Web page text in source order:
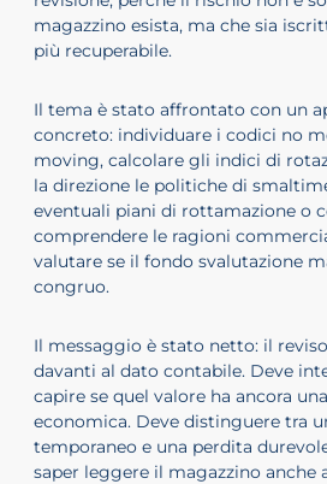
magazzino esista, ma che sia
più recuperabile.
Il tema è stato affrontato con un
concreto: individuare i codici no
moving, calcolare gli indici di
la direzione le politiche di
eventuali piani di rottamazione o
comprendere le ragioni
valutare se il fondo svalutazione
congruo.
Il messaggio è stato netto: il
davanti al dato contabile. Deve
capire se quel valore ha ancora
economica. Deve distinguere tra
temporaneo e una perdita
saper leggere il magazzino anche